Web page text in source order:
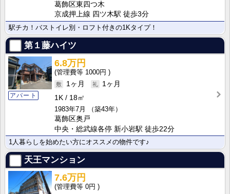
葛飾区東四つ木
京成押上線 四ツ木駅 徒歩3分
駅チカ！バストイレ別・ロフト付きの1Kタイプ！
第１藤ハイツ
アパート
6.8万円
1000円
1ヶ月
1ヶ月
1K
18㎡
1983年7月
（築43年）
葛飾区奥戸
中央・総武線各停 新小岩駅 徒歩22分
1人暮らしを始めたい方にオススメの物件です♪
天王マンション
7.6万円
0円